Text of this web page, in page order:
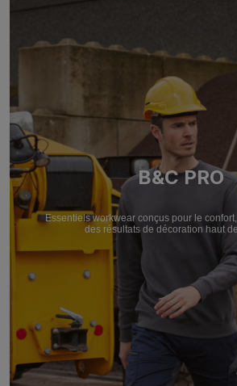
B&C PRO
Essentiels workwear conçus pour le
des résultats de décoration haut